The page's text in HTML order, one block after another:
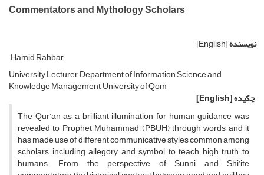
Commentators and Mythology Scholars
نویسنده[English]
Hamid Rahbar
University Lecturer, Department of Information Science and
Knowledge Management, University of Qom
چکیده[English]
The Qur’an as a brilliant illumination for human guidance was
revealed to Prophet Muhammad (PBUH) through words and it
has made use of different communicative styles common among
scholars including allegory and symbol to teach high truth to
humans. From the perspective of Sunni and Shi’ite